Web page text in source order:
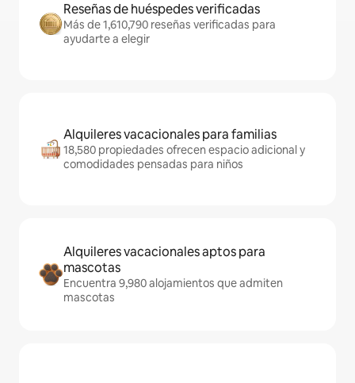
Reseñas de huéspedes verificadas
Más de 1,610,790 reseñas verificadas para
ayudarte a elegir
Alquileres vacacionales para familias
18,580 propiedades ofrecen espacio adicional y
comodidades pensadas para niños
Alquileres vacacionales aptos para
mascotas
Encuentra 9,980 alojamientos que admiten
mascotas